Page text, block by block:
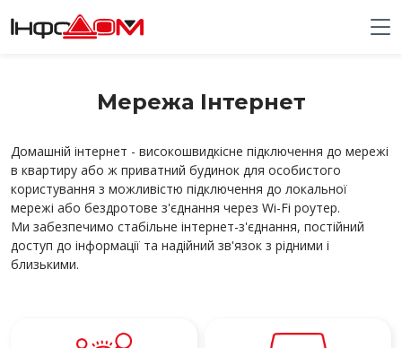
Мережа Інтернет
Домашній інтернет - високошвидкісне підключення до мережі
в квартиру або ж приватний будинок для особистого
користування з можливістю підключення до локальної
мережі або бездротове з'єднання через Wi-Fi роутер.
Ми забезпечимо стабільне інтернет-з'єднання, постійний
доступ до інформації та надійний зв'язок з рідними і
близькими.